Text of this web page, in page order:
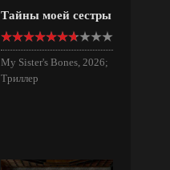
Тайны моей сестры
My Sister's Bones, 2026;
Триллер